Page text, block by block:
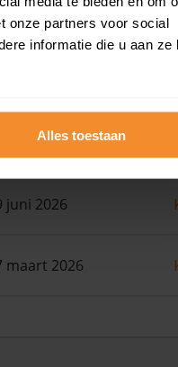
onze partners voor social
informatie die u aan ze
Alles toestaan
juni 2026
juni 2026
juni 2026
maart 2026